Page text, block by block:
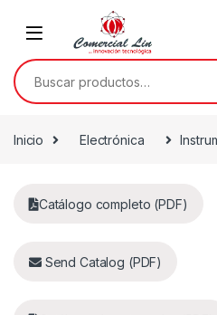
Inicio Electrónica
Catálogo completo (PDF)
Send Catalog (PDF)